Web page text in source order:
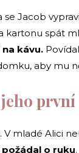
se Jacob
kartonu spát
na kávu.
aby mu
první
mladé Alici
o ruku